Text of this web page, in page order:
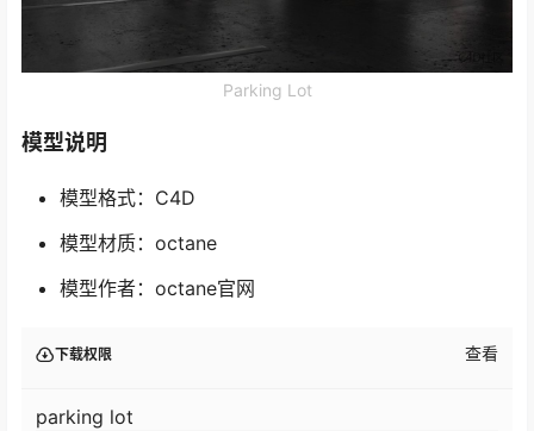
Parking Lot
模型说明
模型格式：C4D
模型材质：octane
模型作者：octane官网
下载权限 查看
parking lot